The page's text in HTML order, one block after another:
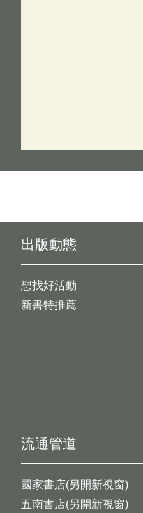
出版動態
想找好活動
新書特推薦
流通管道
國家書店(另開新視窗)
五南書店(另開新視窗)